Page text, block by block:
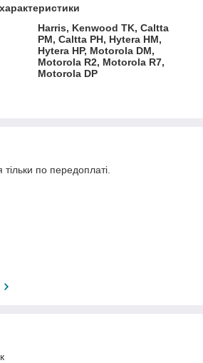
Harris, Kenwood TK, Caltta
PM, Caltta PH, Hytera HM,
Hytera HP, Motorola DM,
Motorola R2, Motorola R7,
Motorola DP
по передоплаті.